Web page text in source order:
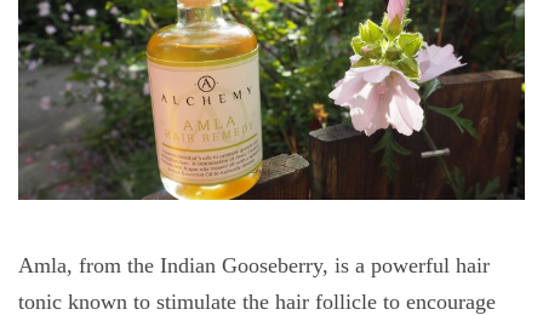
Amla, from the Indian Gooseberry, is a powerful hair
tonic known to stimulate the hair follicle to encourage